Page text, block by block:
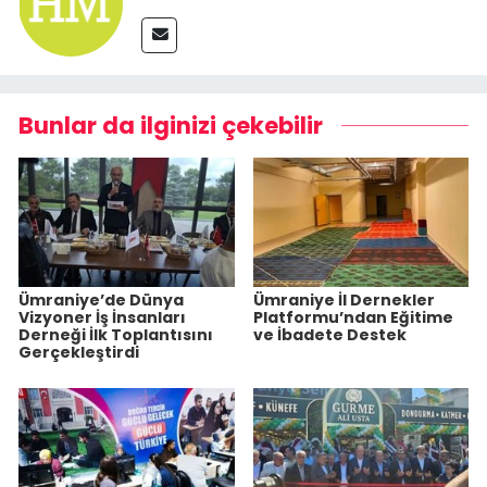
Bunlar da ilginizi çekebilir
Ümraniye’de Dünya
Vizyoner İş İnsanları
Derneği İlk Toplantısını
Gerçekleştirdi
Ümraniye İl Dernekler
Platformu’ndan Eğitime
ve İbadete Destek